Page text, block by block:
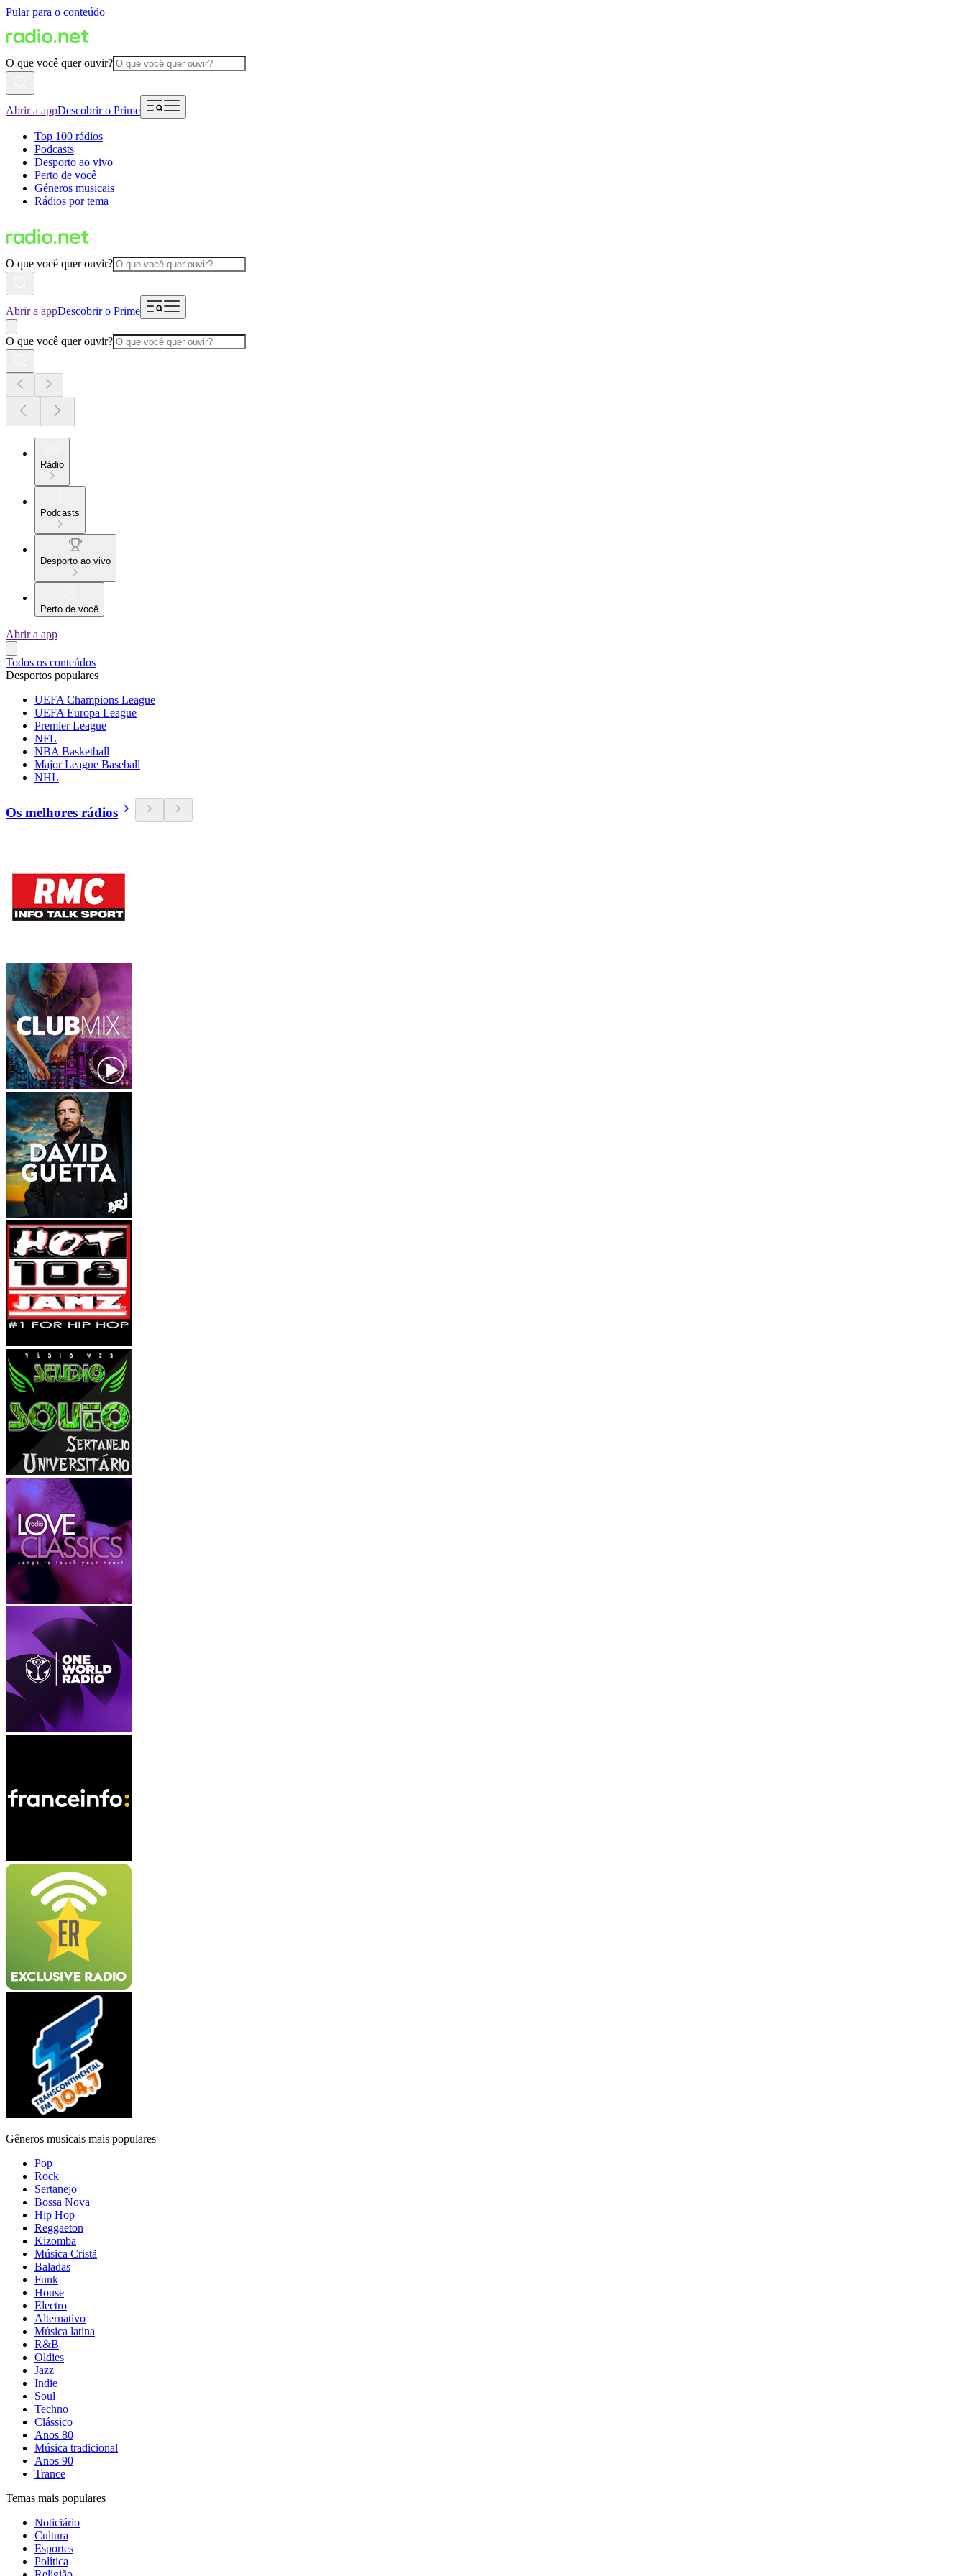
Pular para o conteúdo
O que você quer ouvir?
Abrir a appDescobrir o Prime
Top 100 rádios
Podcasts
Desporto ao vivo
Perto de você
Géneros musicais
Rádios por tema
O que você quer ouvir?
Abrir a appDescobrir o Prime
O que você quer ouvir?
Rádio
Podcasts
Desporto ao vivo
Perto de você
Abrir a app
Todos os conteúdos
Desportos populares
UEFA Champions League
UEFA Europa League
Premier League
NFL
NBA Basketball
Major League Baseball
NHL
Os melhores rádios
Gêneros musicais mais populares
Pop
Rock
Sertanejo
Bossa Nova
Hip Hop
Reggaeton
Kizomba
Música Cristã
Baladas
Funk
House
Electro
Alternativo
Música latina
R&B
Oldies
Jazz
Indie
Soul
Techno
Clássico
Anos 80
Música tradicional
Anos 90
Trance
Temas mais populares
Noticiário
Cultura
Esportes
Política